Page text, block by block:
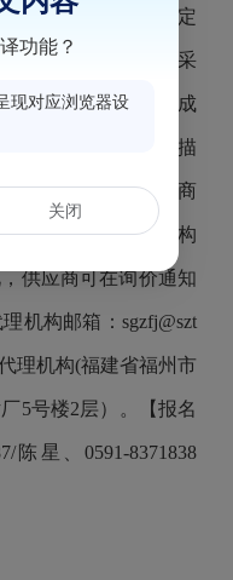
列明公司名称、法定
式；邮件附件：需采
鲜章，按顺序制作成
题一致，复印件扫描
机构联系人向供应商
未通过的，代理机构
供应商可在询价通知
机构邮箱：sgzfj@szt
理机构(福建省福州市
5号楼2层）。【报名
陈星、0591-8371838
功能？
现对应浏览器设
关闭